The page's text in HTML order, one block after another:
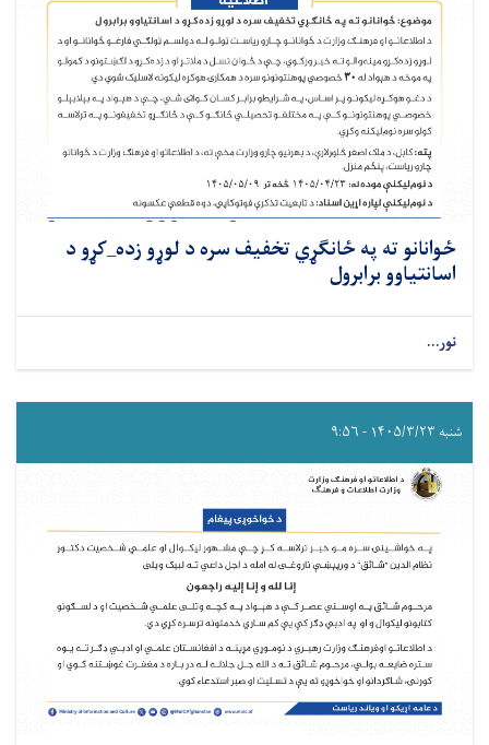
ځوانانو ته په ځانګړي تخفیف سره د لوړو زده_کړو د
اسانتیاوو برابرول
نور...
شنبه ۱۴۰۵/۳/۲۳ - ۹:۵۶